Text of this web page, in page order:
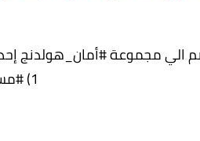
الي مجموعة #أمان_هولدنج
1) #مسئول_مبيعات_داخلية : (جميع الفروع)